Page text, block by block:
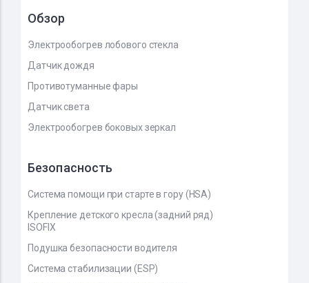
Обзор
Электрообогрев лобового стекла
Датчик дождя
Противотуманные фары
Датчик света
Электрообогрев боковых зеркал
Безопасность
Система помощи при старте в гору (HSA)
Крепление детского кресла (задний ряд)
ISOFIX
Подушка безопасности водителя
Система стабилизации (ESP)